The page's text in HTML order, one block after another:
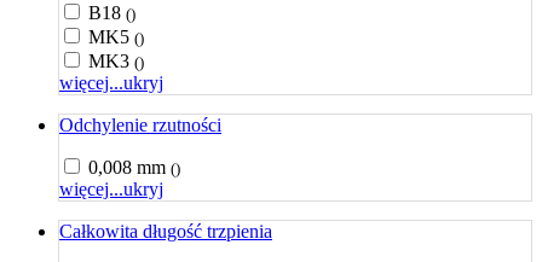
B18 ()
MK5 ()
MK3 ()
więcej...ukryj
Odchylenie rzutności
0,008 mm ()
więcej...ukryj
Całkowita długość trzpienia